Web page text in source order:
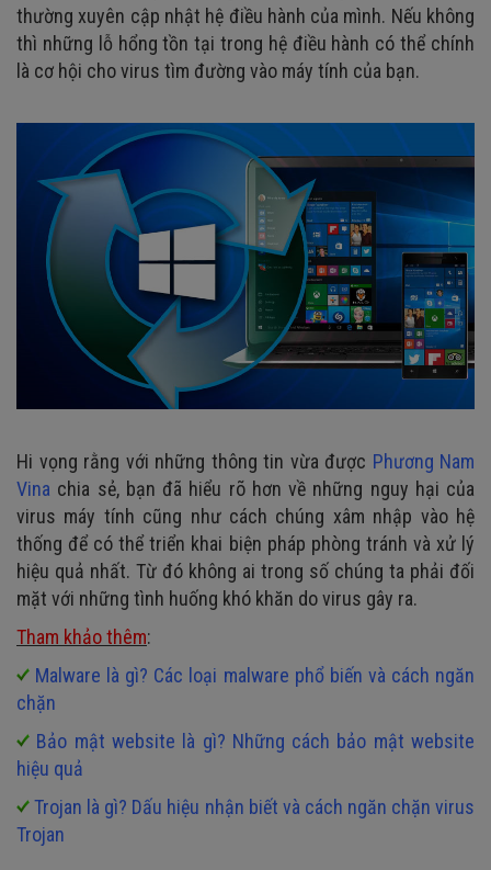
thường xuyên cập nhật hệ điều hành của mình. Nếu không
thì những lỗ hổng tồn tại trong hệ điều hành có thể chính
là cơ hội cho virus tìm đường vào máy tính của bạn.
Hi vọng rằng với những thông tin vừa được Phương Nam
Vina chia sẻ, bạn đã hiểu rõ hơn về những nguy hại của
virus máy tính cũng như cách chúng xâm nhập vào hệ
thống để có thể triển khai biện pháp phòng tránh và xử lý
hiệu quả nhất. Từ đó không ai trong số chúng ta phải đối
mặt với những tình huống khó khăn do virus gây ra.
Tham khảo thêm:
Malware là gì? Các loại malware phổ biến và cách ngăn
chặn
Bảo mật website là gì? Những cách bảo mật website
hiệu quả
Trojan là gì? Dấu hiệu nhận biết và cách ngăn chặn virus
Trojan